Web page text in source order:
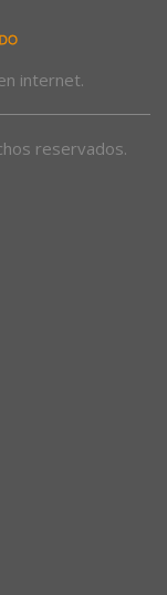
internet.
reservados.